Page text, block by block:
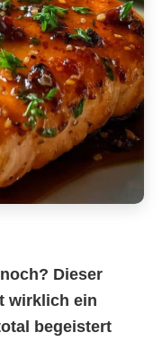
Dieser
wirklich ein
begeistert